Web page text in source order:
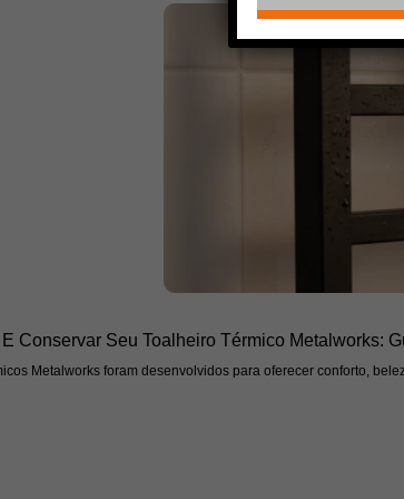
Conservar Seu Toalheiro Térmico Metalworks:
Metalworks foram desenvolvidos para oferecer conforto,